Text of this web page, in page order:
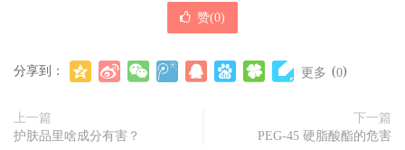
赞(0)
分享到： 更多 (0)
上一篇
护肤品里啥成分有害？
下一篇
PEG-45 硬脂酸酯的危害